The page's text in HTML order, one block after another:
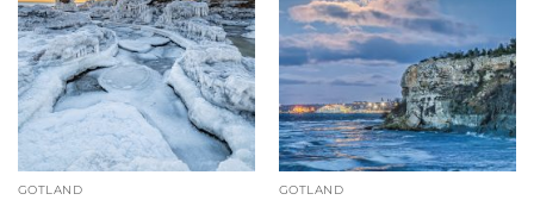
GOTLAND GOTLAND